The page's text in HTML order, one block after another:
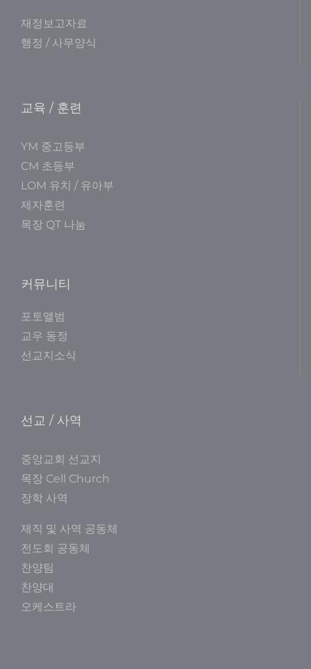
재정보고자료
행정 / 사무양식
교육 / 훈련
YM 중고등부
CM 초등부
LOM 유치 / 유아부
제자훈련
목장 QT 나눔
커뮤니티
포토앨범
교우 동정
선교지소식
선교 / 사역
중앙교회 선교지
목장 Cell Church
장학 사역
제직 및 사역 공동체
전도회 공동체
찬양팀
찬양대
오케스트라